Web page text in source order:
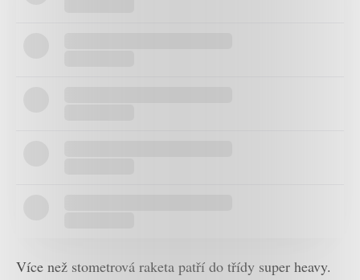
Více než stometrová raketa patří do třídy super heavy.